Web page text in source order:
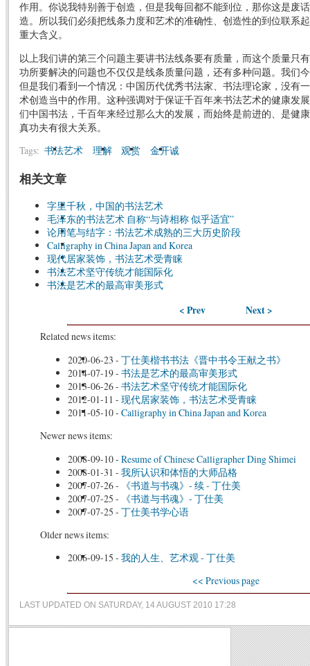
作用。你说我特别善于创造，但是我每回都不能到位，那你这是废
造。所以我们必须把线条力度和艺术的准确性、创造性的到位联系
重大含义。
以上我们讲的第三个问题主要讲书法线条要有质量，而这个质量只
功所要解决的问题也不仅仅是线条质量问题，还有多种问题。我们
但是我们看到一个情况：中国历代优秀书法家、书法理论家，没有
术创造当中的作用。这种强调对于保证千百年来书法艺术的健康发
们中国书法，千百年来经过那么大的发展，而始终是前进的、是健
真功夫有很大关系。
Tags: 书法艺术 理解 观赏 金开诚
相关文章
字里千秋，中国的书法艺术
毛泽东的书法艺术 自称“与诗相称 似乎适宜”
论用笔与结字：书法艺术成熟的三大历史阶段
Calligraphy in China Japan and Korea
现代居家装饰，书法艺术受青睐
书法艺术坚守传统才能国际化
书法是艺术的最高审美形式
< Prev Next >
Related news items:
2020-06-23 - 丁仕美楷书书法《晋中书令王献之书》
2014-07-19- 书法是艺术的最高审美形式
2013-06-26- 书法艺术坚守传统才能国际化
2012-01-11 - 现代居家装饰，书法艺术受青睐
2011-05-10- Calligraphy in China Japan and Korea
Newer news items:
2008-09-10- Resume of Chinese Calligrapher Ding Shimei
2008-01-31 - 我所认识和体悟的大师品格
2007-07-26-
《书道与书魂》- 续 - 丁仕美
2007-07-25 -
《书道与书魂》- 丁仕美
2007-07-25 - 丁仕美书学心语
Older news items:
2006-09-15 - 我的人生、艺术观 - 丁仕美
<< Previous page
LAST UPDATED ON SATURDAY, 14 AUGUST 2010 17:28